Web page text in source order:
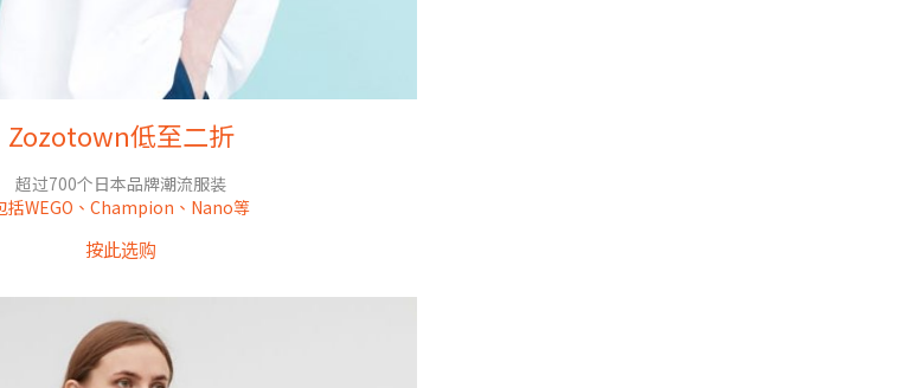
Zozotown低至二折
超过700个日本品牌潮流服装
括WEGO、Champion、Nano等
按此选购